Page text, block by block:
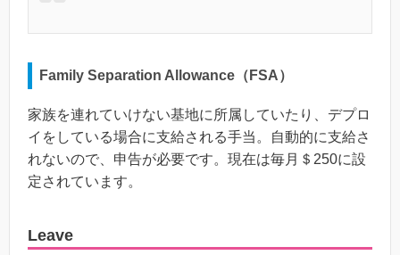
Family Separation Allowance（FSA）
家族を連れていけない基地に所属していたり、デプロ
イをしている場合に支給される手当。自動的に支給さ
れないので、申告が必要です。現在は毎月＄250に設
定されています。
Leave